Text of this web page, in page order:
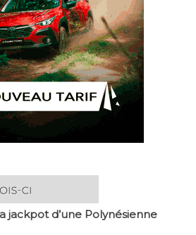
jackpot d’une Polynésienne